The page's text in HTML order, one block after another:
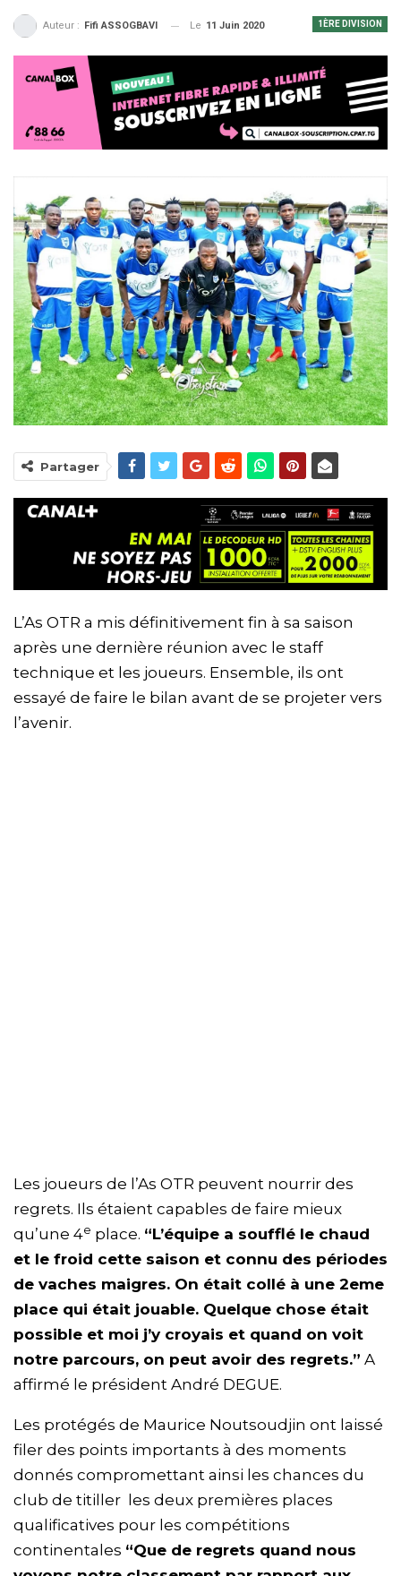
1ÈRE DIVISION
Auteur : Fifi ASSOGBAVI Le 11 Juin 2020
Partager
L’As OTR a mis définitivement fin à sa saison
après une dernière réunion avec le staff
technique et les joueurs. Ensemble, ils ont
essayé de faire le bilan avant de se projeter vers
l’avenir.
Les joueurs de l’As OTR peuvent nourrir des
regrets. Ils étaient capables de faire mieux
qu’une 4e place. “L’équipe a soufflé le chaud
et le froid cette saison et connu des périodes
de vaches maigres. On était collé à une 2eme
place qui était jouable. Quelque chose était
possible et moi j’y croyais et quand on voit
notre parcours, on peut avoir des regrets.” A
affirmé le président André DEGUE.
Les protégés de Maurice Noutsoudjin ont laissé
filer des points importants à des moments
donnés compromettant ainsi les chances du
club de titiller les deux premières places
qualificatives pour les compétitions
continentales “Que de regrets quand nous